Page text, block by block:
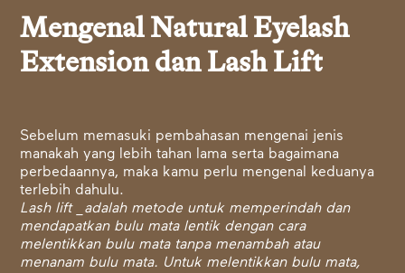
Mengenal Natural Eyelash
Extension dan Lash Lift
Sebelum memasuki pembahasan mengenai jenis
manakah yang lebih tahan lama serta bagaimana
perbedaannya, maka kamu perlu mengenal keduanya
terlebih dahulu.
Lash lift _adalah metode untuk memperindah dan
mendapatkan bulu mata lentik dengan cara
melentikkan bulu mata tanpa menambah atau
menanam bulu mata. Untuk melentikkan bulu mata,